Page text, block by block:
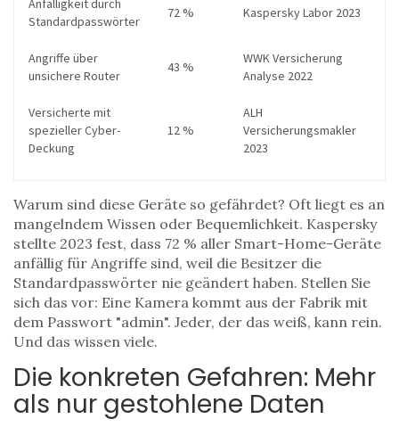
Anfälligkeit durch
Standardpasswörter
72 % Kaspersky Labor 2023
Angriffe über
unsichere Router
43 %
WWK Versicherung
Analyse 2022
Versicherte mit
spezieller Cyber-
Deckung
12 %
ALH
Versicherungsmakler
2023
Warum sind diese Geräte so gefährdet? Oft liegt es an
mangelndem Wissen oder Bequemlichkeit. Kaspersky
stellte 2023 fest, dass 72 % aller Smart-Home-Geräte
anfällig für Angriffe sind, weil die Besitzer die
Standardpasswörter nie geändert haben. Stellen Sie
sich das vor: Eine Kamera kommt aus der Fabrik mit
dem Passwort "admin". Jeder, der das weiß, kann rein.
Und das wissen viele.
Die konkreten Gefahren: Mehr
als nur gestohlene Daten